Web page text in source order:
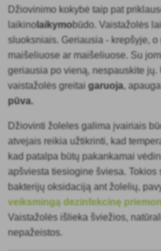
Džiovinimo kokybė taip pat
laikinolaikymobūdo. Vaistažolės
sluoksniais. Geriausia - krepšyje,
maišeliuose ar maišeliuose. Su
geriausia po vieną, nespauskite
vaistažolės greitaigaruoja,
pūva.
Džiovinti žoleles galima įvairiais
atvejais reikia užtikrinti, kad
kad patalpa būtų pakankamai
apšviesta tiesiogine šviesa. Tokios
bakterijų oksidaciją ant žolelių,
veiksmingą dezinfekcinę
Vaistažolės išlieka šviežios,
nepažeistos.